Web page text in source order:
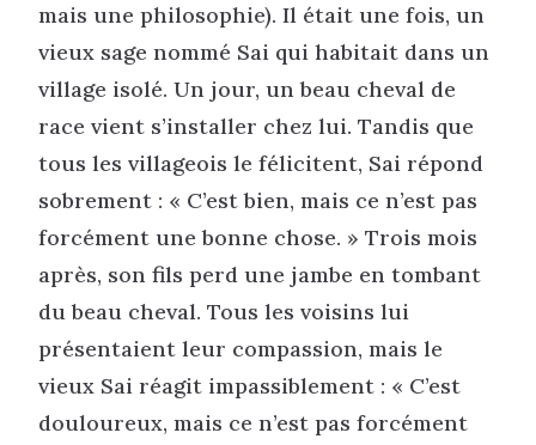
mais une philosophie). Il était une fois, un
vieux sage nommé Sai qui habitait dans un
village isolé. Un jour, un beau cheval de
race vient s’installer chez lui. Tandis que
tous les villageois le félicitent, Sai répond
sobrement : « C’est bien, mais ce n’est pas
forcément une bonne chose. » Trois mois
après, son fils perd une jambe en tombant
du beau cheval. Tous les voisins lui
présentaient leur compassion, mais le
vieux Sai réagit impassiblement : « C’est
douloureux, mais ce n’est pas forcément